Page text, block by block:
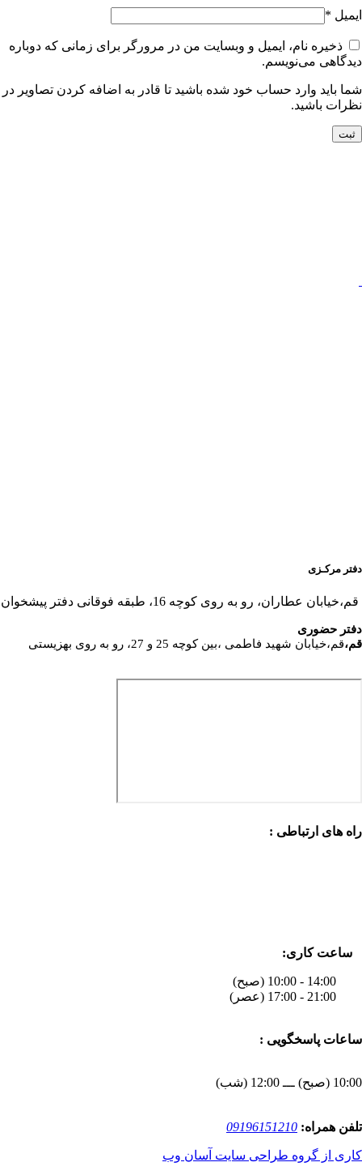
ایمیل *
ذخیره نام، ایمیل و وبسایت من در مرورگر برای زمانی که دوباره
دیدگاهی می‌نویسم.
شما باید وارد حساب خود شده باشید تا قادر به اضافه کردن تصاویر در
نظرات باشید.
دفتر مرکـزی
قم،خیابان عطاران، رو به روی کوچه 16، طبقه فوقانی دفتر پیشخوان
دفتر حضوری
قم،قم،خیابان شهید فاطمی ،بین کوچه 25 و 27، رو به روی بهزیستی
راه های ارتباطی :
ساعت کاری:
ساعات پاسخگویی :
10:00 (صبح) ـــ 12:00 (شب)
تلفن همراه: 09196151210
کاری از گروه طراحی سایت آسان وب